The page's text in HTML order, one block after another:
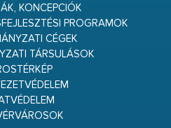
KONCEPCIÓK
PROGRAMOK
CÉGEK
TÁRSULÁSOK